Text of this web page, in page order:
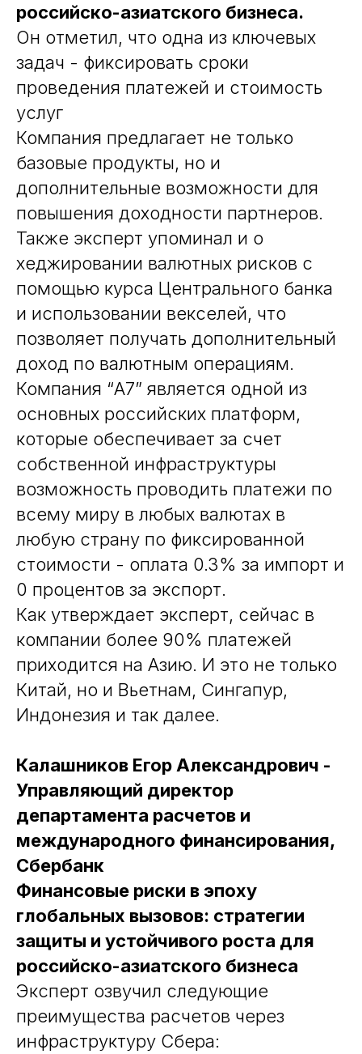
российско-азиатского бизнеса.
Он отметил, что одна из ключевых
задач - фиксировать сроки
проведения платежей и стоимость
услуг
Компания предлагает не только
базовые продукты, но и
дополнительные возможности для
повышения доходности партнеров.
Также эксперт упоминал и о
хеджировании валютных рисков с
помощью курса Центрального банка
и использовании векселей, что
позволяет получать дополнительный
доход по валютным операциям.
Компания “А7” является одной из
основных российских платформ,
которые обеспечивает за счет
собственной инфраструктуры
возможность проводить платежи по
всему миру в любых валютах в
любую страну по фиксированной
стоимости - оплата 0.3% за импорт и
0 процентов за экспорт.
Как утверждает эксперт, сейчас в
компании более 90% платежей
приходится на Азию. И это не только
Китай, но и Вьетнам, Сингапур,
Индонезия и так далее.
Калашников Егор Александрович -
Управляющий директор
департамента расчетов и
международного финансирования,
Сбербанк
Финансовые риски в эпоху
глобальных вызовов: стратегии
защиты и устойчивого роста для
российско-азиатского бизнеса
Эксперт озвучил следующие
преимущества расчетов через
инфраструктуру Сбера: